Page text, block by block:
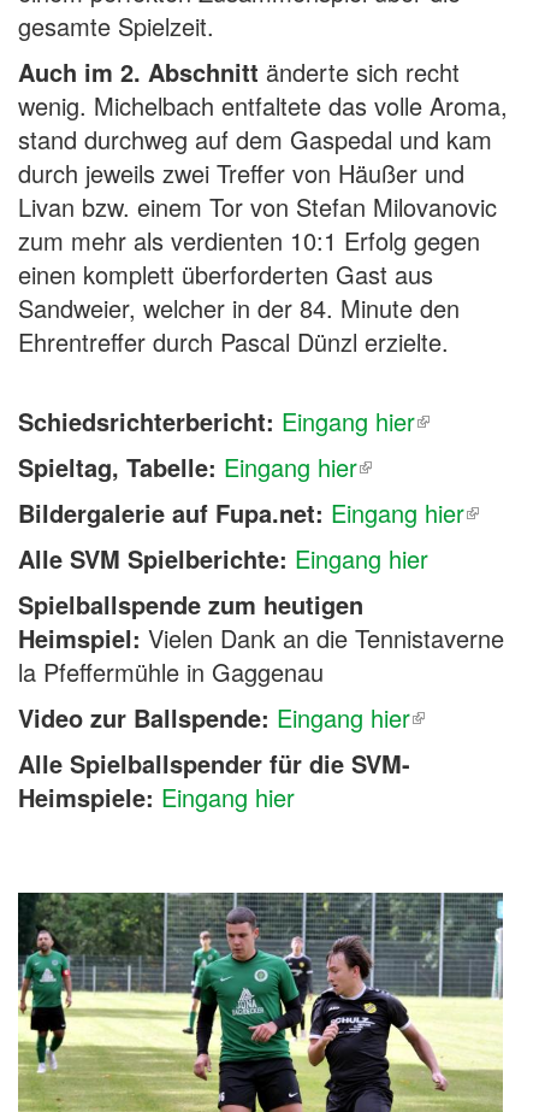
gesamte Spielzeit.
Auch im 2. Abschnitt änderte sich recht
wenig. Michelbach entfaltete das volle Aroma,
stand durchweg auf dem Gaspedal und kam
durch jeweils zwei Treffer von Häußer und
Livan bzw. einem Tor von Stefan Milovanovic
zum mehr als verdienten 10:1 Erfolg gegen
einen komplett überforderten Gast aus
Sandweier, welcher in der 84. Minute den
Ehrentreffer durch Pascal Dünzl erzielte.
Schiedsrichterbericht: Eingang hier
Spieltag, Tabelle: Eingang hier
Bildergalerie auf Fupa.net: Eingang hier
Alle SVM Spielberichte: Eingang hier
Spielballspende zum heutigen
Heimspiel: Vielen Dank an die Tennistaverne
la Pfeffermühle in Gaggenau
Video zur Ballspende: Eingang hier
Alle Spielballspender für die SVM-
Heimspiele: Eingang hier